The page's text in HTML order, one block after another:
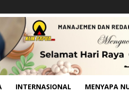
INTERNASIONAL MENYAPA